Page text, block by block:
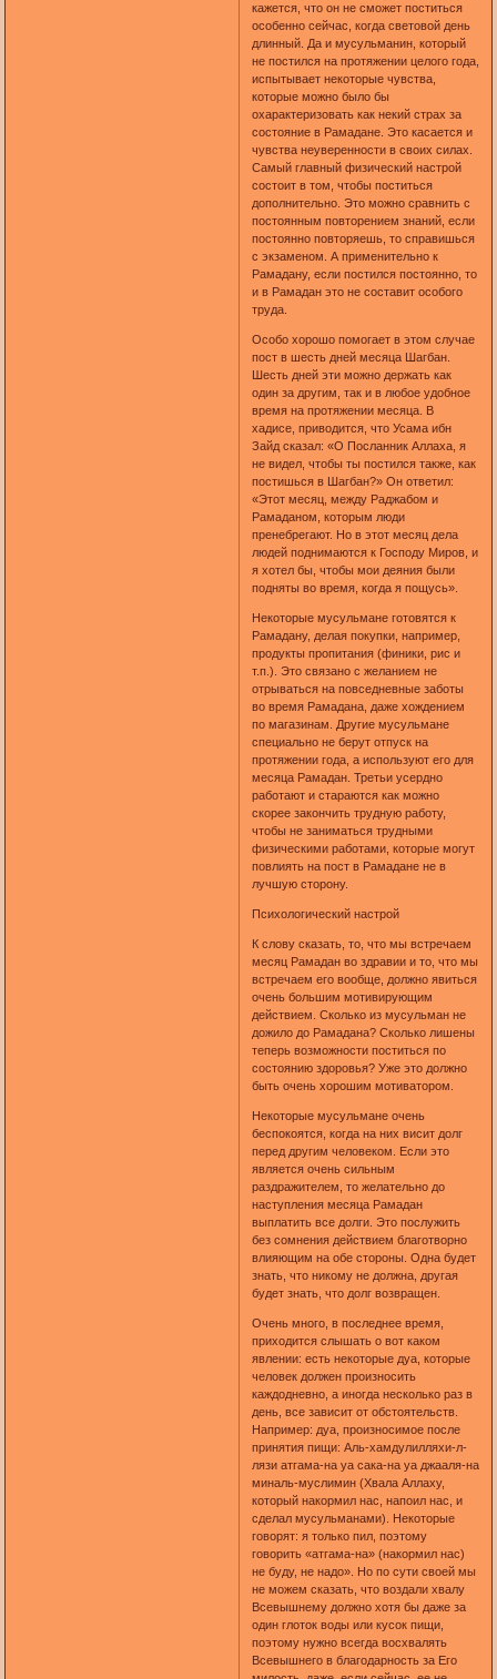
кажется, что он не сможет поститься
особенно сейчас, когда световой день
длинный. Да и мусульманин, который
не постился на протяжении целого года,
испытывает некоторые чувства,
которые можно было бы
охарактеризовать как некий страх за
состояние в Рамадане. Это касается и
чувства неуверенности в своих силах.
Самый главный физический настрой
состоит в том, чтобы поститься
дополнительно. Это можно сравнить с
постоянным повторением знаний, если
постоянно повторяешь, то справишься
с экзаменом. А применительно к
Рамадану, если постился постоянно, то
и в Рамадан это не составит особого
труда.
Особо хорошо помогает в этом случае
пост в шесть дней месяца Шагбан.
Шесть дней эти можно держать как
один за другим, так и в любое удобное
время на протяжении месяца. В
хадисе, приводится, что Усама ибн
Зайд сказал: «О Посланник Аллаха, я
не видел, чтобы ты постился также, как
постишься в Шагбан?» Он ответил:
«Этот месяц, между Раджабом и
Рамаданом, которым люди
пренебрегают. Но в этот месяц дела
людей поднимаются к Господу Миров, и
я хотел бы, чтобы мои деяния были
подняты во время, когда я пощусь».
Некоторые мусульмане готовятся к
Рамадану, делая покупки, например,
продукты пропитания (финики, рис и
т.п.). Это связано с желанием не
отрываться на повседневные заботы
во время Рамадана, даже хождением
по магазинам. Другие мусульмане
специально не берут отпуск на
протяжении года, а используют его для
месяца Рамадан. Третьи усердно
работают и стараются как можно
скорее закончить трудную работу,
чтобы не заниматься трудными
физическими работами, которые могут
повлиять на пост в Рамадане не в
лучшую сторону.
Психологический настрой
К слову сказать, то, что мы встречаем
месяц Рамадан во здравии и то, что мы
встречаем его вообще, должно явиться
очень большим мотивирующим
действием. Сколько из мусульман не
дожило до Рамадана? Сколько лишены
теперь возможности поститься по
состоянию здоровья? Уже это должно
быть очень хорошим мотиватором.
Некоторые мусульмане очень
беспокоятся, когда на них висит долг
перед другим человеком. Если это
является очень сильным
раздражителем, то желательно до
наступления месяца Рамадан
выплатить все долги. Это послужить
без сомнения действием благотворно
влияющим на обе стороны. Одна будет
знать, что никому не должна, другая
будет знать, что долг возвращен.
Очень много, в последнее время,
приходится слышать о вот каком
явлении: есть некоторые дуа, которые
человек должен произносить
каждодневно, а иногда несколько раз в
день, все зависит от обстоятельств.
Например: дуа, произносимое после
принятия пищи: Аль-хамдулилляхи-л-
лязи атгама-на уа сака-на уа джааля-на
миналь-муслимин (Хвала Аллаху,
который накормил нас, напоил нас, и
сделал мусульманами). Некоторые
говорят: я только пил, поэтому
говорить «атгама-на» (накормил нас)
не буду, не надо». Но по сути своей мы
не можем сказать, что воздали хвалу
Всевышнему должно хотя бы даже за
один глоток воды или кусок пищи,
поэтому нужно всегда восхвалять
Всевышнего в благодарность за Его